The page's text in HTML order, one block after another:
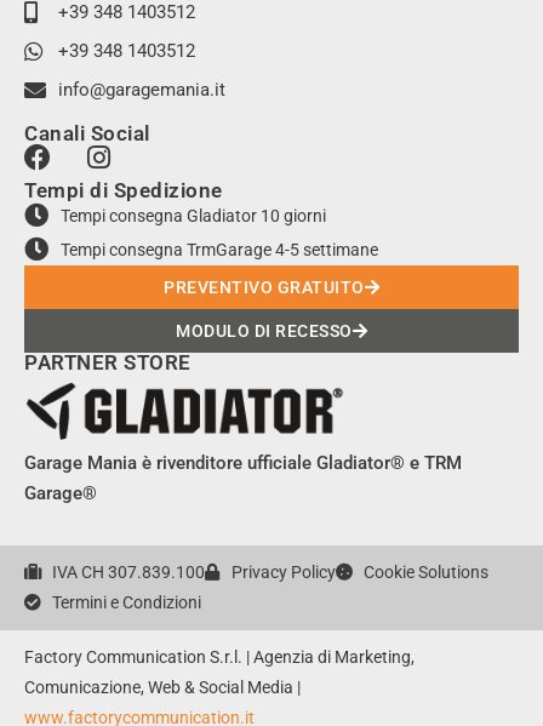
+39 348 1403512
+39 348 1403512
info@garagemania.it
Canali Social
F
a
c
e
b
o
I
n
s
t
a
r
m
Tempi di Spedizione
Tempi consegna Gladiator 10 giorni
Tempi consegna TrmGarage 4-5 settimane
PREVENTIVO GRATUITO
MODULO DI RECESSO
PARTNER STORE
Garage Mania è rivenditore ufficiale Gladiator® e TRM
Garage®
IVA CH 307.839.100 Privacy Policy
Cookie Solutions
Termini e Condizioni
Factory Communication S.r.l. | Agenzia di Marketing,
Comunicazione, Web & Social Media |
www.factorycommunication.it